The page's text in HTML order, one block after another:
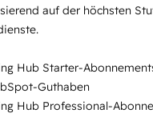
auf der höchsten
Hub Starter-
Guthaben
Hub Professional-